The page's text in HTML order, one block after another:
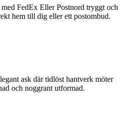
FedEx Eller Postnord tryggt och
hem till dig eller ett postombud.
ask där tidlöst hantverk möter
och noggrant utformad.